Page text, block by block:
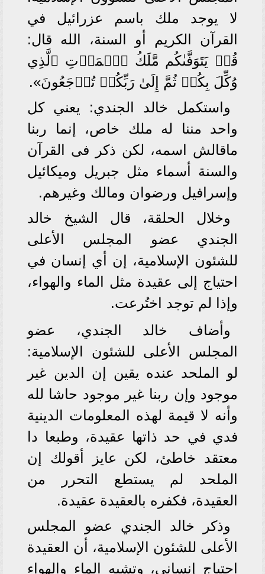
لا يوجد ملك باسم عزرائيل في
القرآن الكريم أو السنة، الله قال:
قُلۡ يَتَوَفَّىٰكُم مَّلَكُ ٱلۡمَوۡتِ ٱلَّذِي
وُكِّلَ بِكُمۡ ثُمَّ إِلَىٰ رَبِّكُمۡ تُرۡجَعُونَ».
واستكمل خالد الجندي: يعني كل
واحد مننا له ملك خاص، إنما ربنا
ماقالش اسمه، لكن ذكر فى القرآن
والسنة أسماء مثل جبريل وميكائيل
وإسرافيل ورضوان ومالك وغيرهم.
وخلال الحلقة، قال الشيخ خالد
الجندي عضو المجلس الأعلى
للشئون الإسلامية، إن أي إنسان في
احتياج إلى عقيدة مثل الماء والهواء،
وإذا لم توجد اختُرعت.
وأضاف خالد الجندي، عضو
المجلس الأعلى للشئون الإسلامية:
لو الملحد عنده يقين إن الدين غير
موجود وإن ربنا غير موجود حاشا لله
وأنه لا قيمة لهذه المعلومات الدينية
فدي في حد ذاتها عقيدة، وطبعا دا
معتقد خاطئ، لكن عايز أقولك إن
الملحد لم يستطع التحرر من
العقيدة، فكفره بالعقيدة عقيدة.
وذكر خالد الجندي عضو المجلس
الأعلى للشئون الإسلامية، أن العقيدة
احتياج إنساني، وتشبه الماء والهواء